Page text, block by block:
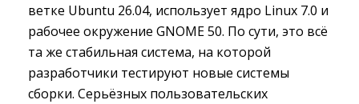
ветке Ubuntu 26.04, использует ядро Linux 7.0 и
рабочее окружение GNOME 50. По сути, это всё
та же стабильная система, на которой
разработчики тестируют новые системы
сборки. Серьёзных пользовательских